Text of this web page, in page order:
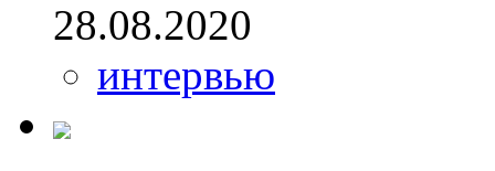
28.08.2020
интервью